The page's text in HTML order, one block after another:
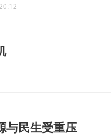
与民生受重压